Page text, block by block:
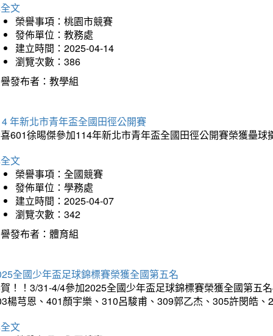
文
榮譽事項：桃園市競賽
發佈單位：教務處
建立時間：2025-04-14
瀏覽次數：386
發布者：教學組
年新北市青年盃全國田徑公開賽
601徐晹傑參加114年新北市青年盃全國田徑公開賽榮獲壘
文
榮譽事項：全國競賽
發佈單位：學務處
建立時間：2025-04-07
瀏覽次數：342
發布者：體育組
全國少年盃足球錦標賽榮獲全國第五名
！！3/31-4/4參加2025全國少年盃足球錦標賽榮獲全國第五
楊芎恩、401顏宇樂、310呂駿甫、309郭乙杰、305許閔皓
文